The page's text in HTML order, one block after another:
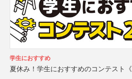
学生におすすめ
夏休み！学生におすすめのコンテスト